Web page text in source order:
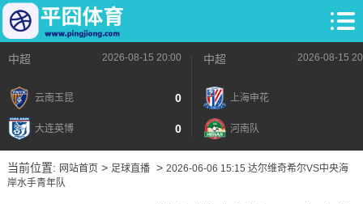
中超 2026-08-15 20:00
云南玉昆 0
大连英博 0
中超 2026-08-15
上海申花
河南队
当前位置: 网站首页> 足球直播> 2026-06-06 15:15 达尔维奇希尔VS中央海
岸水手青年队